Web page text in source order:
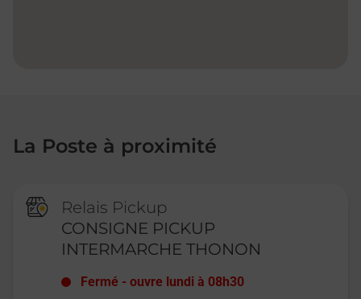
La Poste à proximité
Relais Pickup
CONSIGNE PICKUP
INTERMARCHE THONON
Fermé -ouvre lundi à 08h30